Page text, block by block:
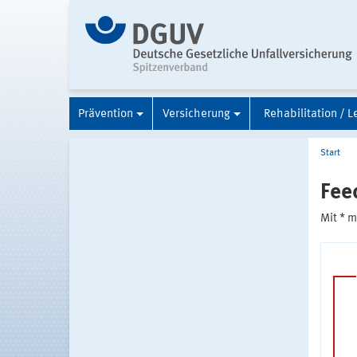
Prävention Versicherung Rehabilitation /
Start
Mit *